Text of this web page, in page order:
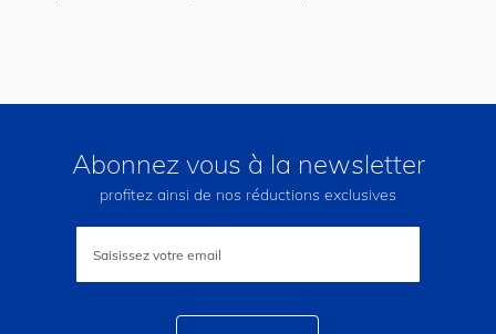
Abonnez vous à la newsletter
profitez ainsi de nos réductions exclusives
lettre